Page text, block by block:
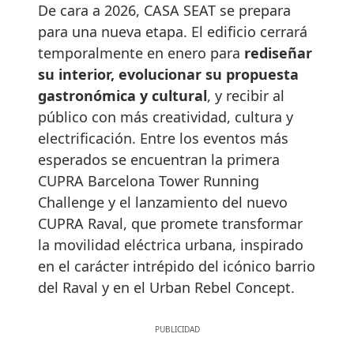
De cara a 2026, CASA SEAT se prepara
para una nueva etapa. El edificio cerrará
temporalmente en enero para rediseñar
su interior, evolucionar su propuesta
gastronómica y cultural, y recibir al
público con más creatividad, cultura y
electrificación. Entre los eventos más
esperados se encuentran la primera
CUPRA Barcelona Tower Running
Challenge y el lanzamiento del nuevo
CUPRA Raval, que promete transformar
la movilidad eléctrica urbana, inspirado
en el carácter intrépido del icónico barrio
del Raval y en el Urban Rebel Concept.